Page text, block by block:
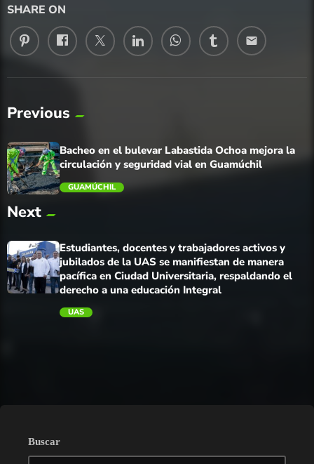
SHARE ON
email
Previous
Bacheo en el bulevar Labastida Ochoa mejora la
circulación y seguridad vial en Guamúchil
GUAMÚCHIL
Next
Estudiantes, docentes y trabajadores activos y
jubilados de la UAS se manifiestan de manera
pacífica en Ciudad Universitaria, respaldando el
derecho a una educación Integral
UAS
Buscar